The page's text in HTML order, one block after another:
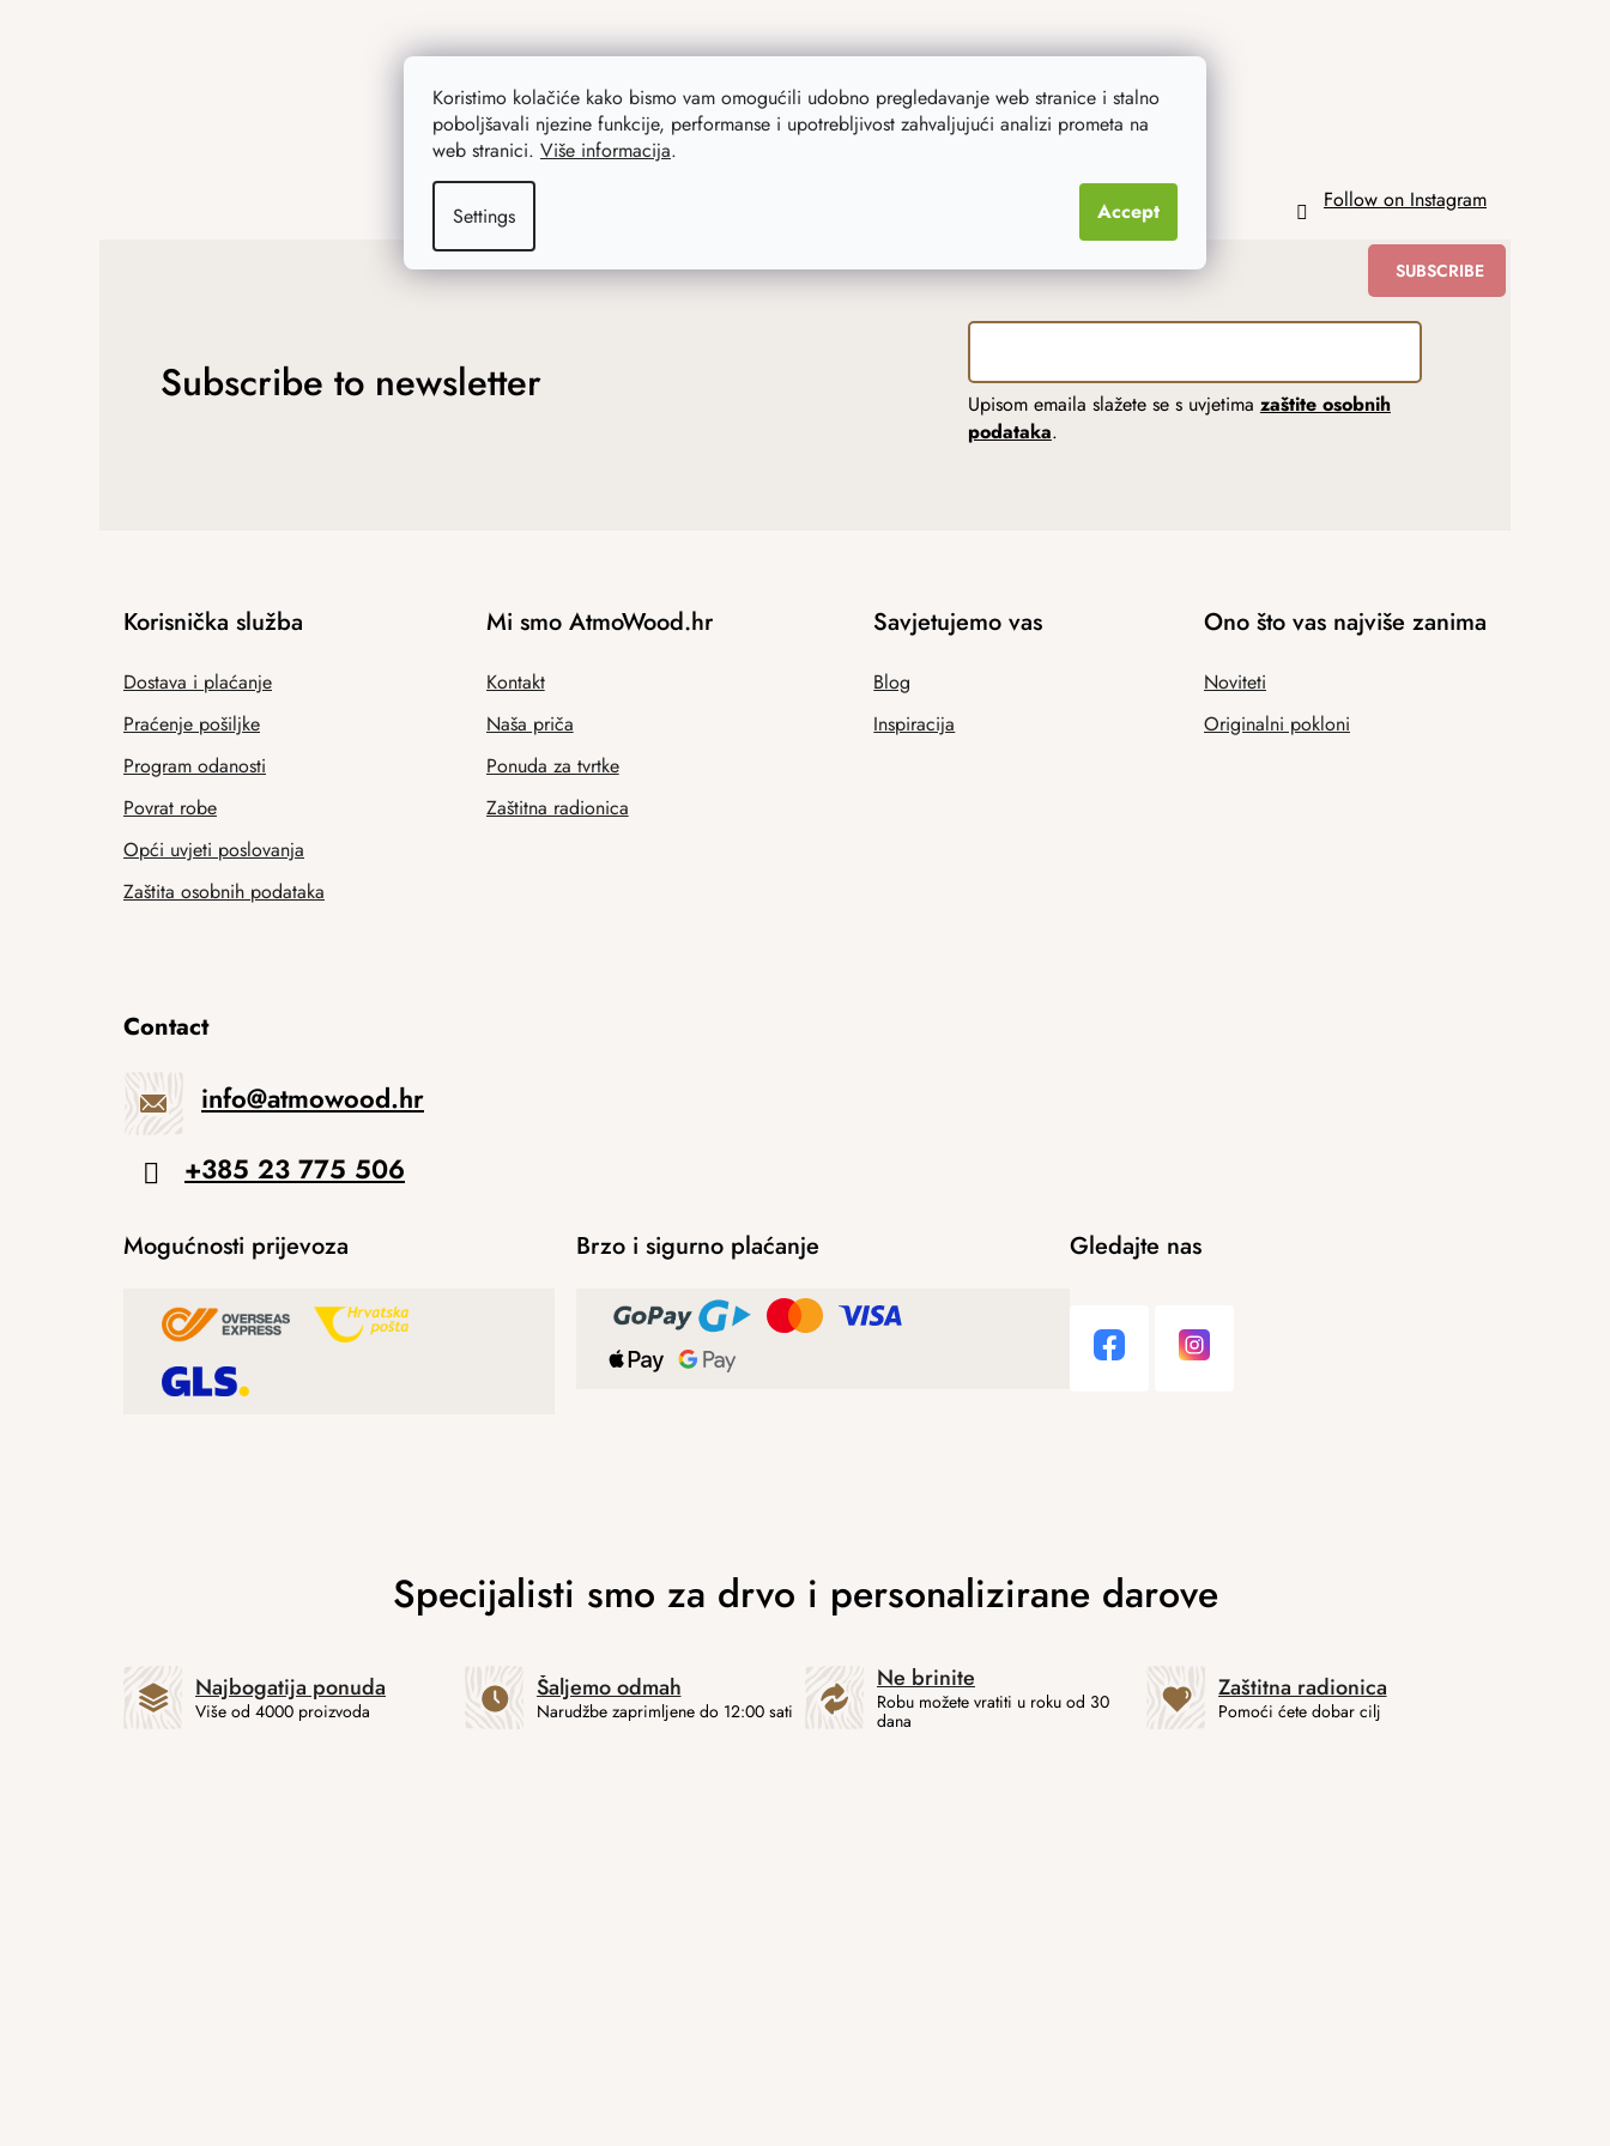
Koristimo kolačiće kako bismo vam omogućili udobno pregledavanje web stranice i stalno
poboljšavali njezine funkcije, performanse i upotrebljivost zahvaljujući analizi prometa na
web stranici. Više informacija.
Settings Accept Follow on Instagram
Subscribe to newsletter Upisom emaila slažete se s uvjetima zaštite osobnih
podataka.
SUBSCRIBE
Korisnička služba
Dostava i plaćanje
Praćenje pošiljke
Program odanosti
Povrat robe
Opći uvjeti poslovanja
Zaštita osobnih podataka
Mi smo AtmoWood.hr
Kontakt
Naša priča
Ponuda za tvrtke
Zaštitna radionica
Savjetujemo vas
Blog
Inspiracija
Ono što vas najviše zanima
Noviteti
Originalni pokloni
Contact
info@atmowood.hr
+385 23 775 506
Mogućnosti prijevoza Brzo i sigurno plaćanje Gledajte nas
Najbogatija ponuda
Više od 4000 proizvoda
Šaljemo odmah
Narudžbe zaprimljene do 12:00 sati
Ne brinite
Robu možete vratiti u roku od 30
dana
Zaštitna radionica
Pomoći ćete dobar cilj